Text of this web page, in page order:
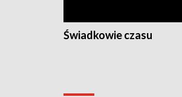
Świadkowie czasu